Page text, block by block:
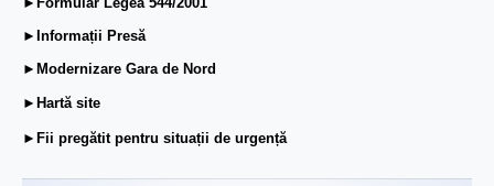
►Informații Presă
►Modernizare Gara de Nord
►Hartă site
►Fii pregătit pentru situații de urgență